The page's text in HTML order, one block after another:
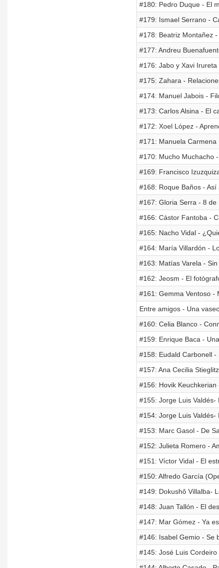
#180: Pedro Duque - El
#179: Ismael Serrano -
#178: Beatriz Montañez
#177: Andreu
#176: Jabo y Xavi Irureta
#175: Zahara -
#174: Manuel Jabois -
#173: Carlos Alsina - El
#172: Xoel López -
#171: Manuela
#170: Mucho Muchacho
#169: Francisco
#168: Roque Baños - Así
#167: Gloria Serra - 8 de
#166: Cástor Fantoba -
#165: Nacho Vidal -
#164: María Villardón -
#163: Matías Varela -
#162: Jeosm - El
#161: Gemma Ventoso -
Entre amigos - Una
#160: Celia Blanco -
#159: Enrique Baca -
#158: Eudald Carbonell -
#157: Ana Cecilia
#156: Hovik
#155: Jorge Luis Valdés-
#154: Jorge Luis Valdés-
#153: Marc Gasol - De
#152: Julieta Romero -
#151: Víctor Vidal - El
#150: Alfredo García
#149: Dokushô Villalba-
#148: Juan Tallón - El
#147: Mar Gómez - Ya
#146: Isabel Gemio - Se
#145: José Luis